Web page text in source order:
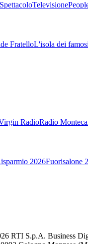
SpettacoloTelevisione
FratelloL'isola dei famosi
RadioRadio
2026Fuorisalone
RTI S.p.A. Business